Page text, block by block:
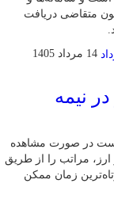
متقاضی دریافت
14 مرداد 1405
در نیمه
در صورت مشاهده
مراتب را از طریق
تا در کوتاه‌ترین زمان ممکن